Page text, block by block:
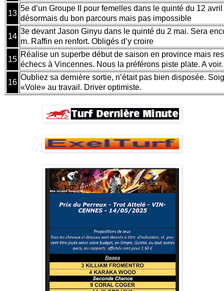
13
5e d’un Groupe II pour femelles dans le quinté du 12
désormais du bon parcours mais pas impossible
14
3e devant Jason Ginyu dans le quinté du 2 mai. Sera
m. Raffin en renfort. Obligés d’y croire
15
Réalise un superbe début de saison en province mais
échecs à Vincennes. Nous la préférons piste plate. A
16
Oubliez sa dernière sortie, n’était pas bien disposée.
«Vole» au travail. Driver optimiste.